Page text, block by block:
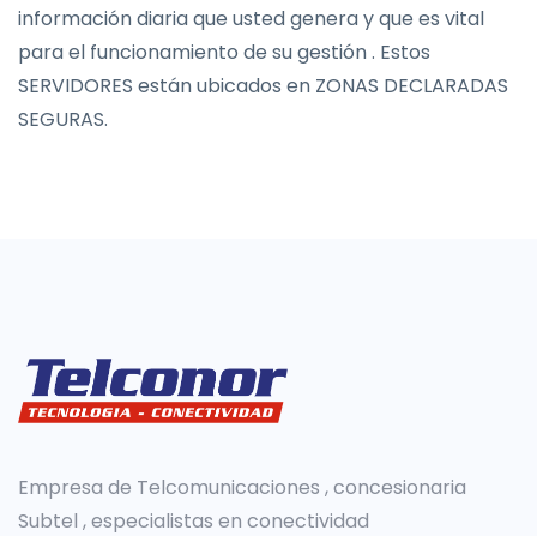
información diaria que usted genera y que es vital
para el funcionamiento de su gestión . Estos
SERVIDORES están ubicados en ZONAS DECLARADAS
SEGURAS.
Empresa de Telcomunicaciones , concesionaria
Subtel , especialistas en conectividad